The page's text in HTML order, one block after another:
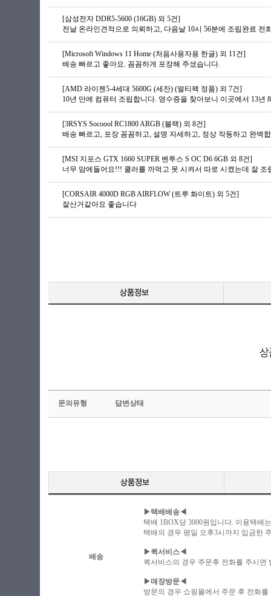
[삼성전자 DDR5-5600 (16GB) 외 5건]
전날 온라인견적으로 의뢰하고, 다음날 10시 56분에 조립완료
[Microsoft Windows 11 Home (처음사용자용 한글) 외 11건]
배송 빠르고 좋아요. 꼼꼼하게 포장해 주셨습니다.
[AMD 라이젠5-4세대 5600G (세잔) (멀티팩 정품) 외 7건]
[3RSYS Socoool RC1800 ARGB (블랙) 외 8건]
배송 빠르고, 포장 꼼꼼하고, 설명 자세하고, 정상 작동하고 완벽
[MSI 지포스 GTX 1660 SUPER 벤투스 S OC D6 6GB 외 8건]
[CORSAIR 4000D RGB AIRFLOW (트루 화이트) 외 5건]
잘산거같아요 좋습니다
문의유형 답변상태
배송
▶택배배송◀
택배 1BOX당 3000원입니다. 이용택배
택배의 경우 평일 오후3시까지 입금한
▶퀵서비스◀
퀵서비스의 경우 주문후 전화를 주시면
▶매장방문◀
방문의 경우 쇼핑몰에서 주문 후 전화